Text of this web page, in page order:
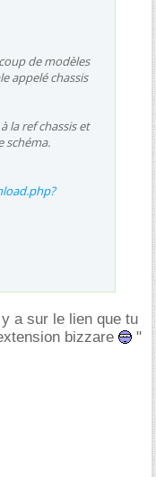
de modèles
appelé chassis
la ref chassis et
schéma.
a sur le lien que tu
bizzare
"